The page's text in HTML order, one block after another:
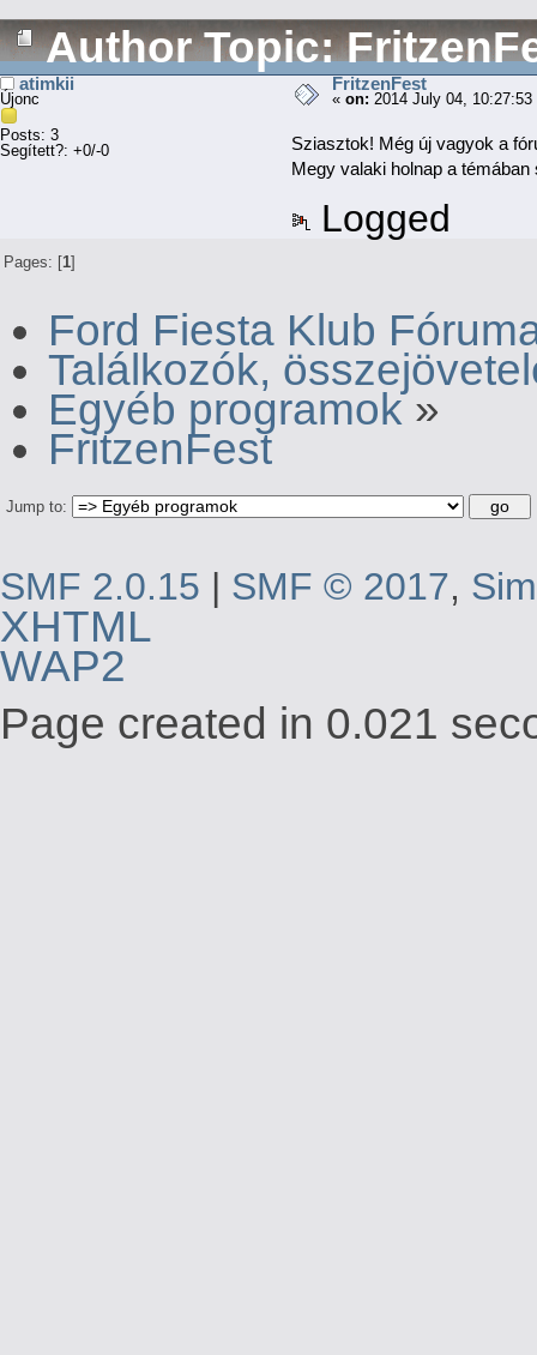
AuthorTopic:
atimkii
Újonc
Posts: 3
Segített?: +0/-0
FritzenFest
« on: 2014 July 04, 10:27:53
Sziasztok! Még új vagyok a
Megy valaki holnap a
Logged
Pages: [1]
Ford Fiesta Klub
Találkozók,
Egyéb programok»
FritzenFest
Jump to:
SMF 2.0.15 | SMF © 2017,
XHTML
WAP2
Page created in 0.021